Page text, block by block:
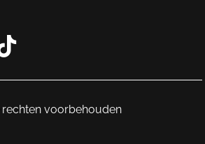
van
Tiktok van
rechten voorbehouden